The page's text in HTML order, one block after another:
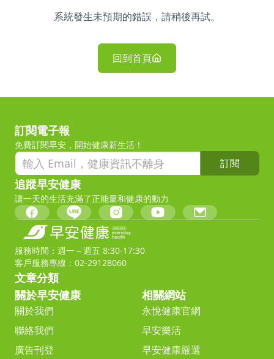
系統發生未預期的錯誤，請稍後再試。
回到首頁
訂閱電子報
免費訂閱早安，開始健康新生活！
訂閱
追蹤早安健康
讓一天的生活充滿了正能量和健康的動力
服務時間：週一～週五 8:30-17:30
客戶服務專線：02-29128060
文章分類
關於早安健康
關於我們
聯絡我們
廣告刊登
相關網站
永悅健康官網
早安樂活
早安健康嚴選